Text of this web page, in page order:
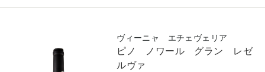
ヴィーニャ エチェヴェリア
ピノ ノワール グラン レゼ
ルヴァ